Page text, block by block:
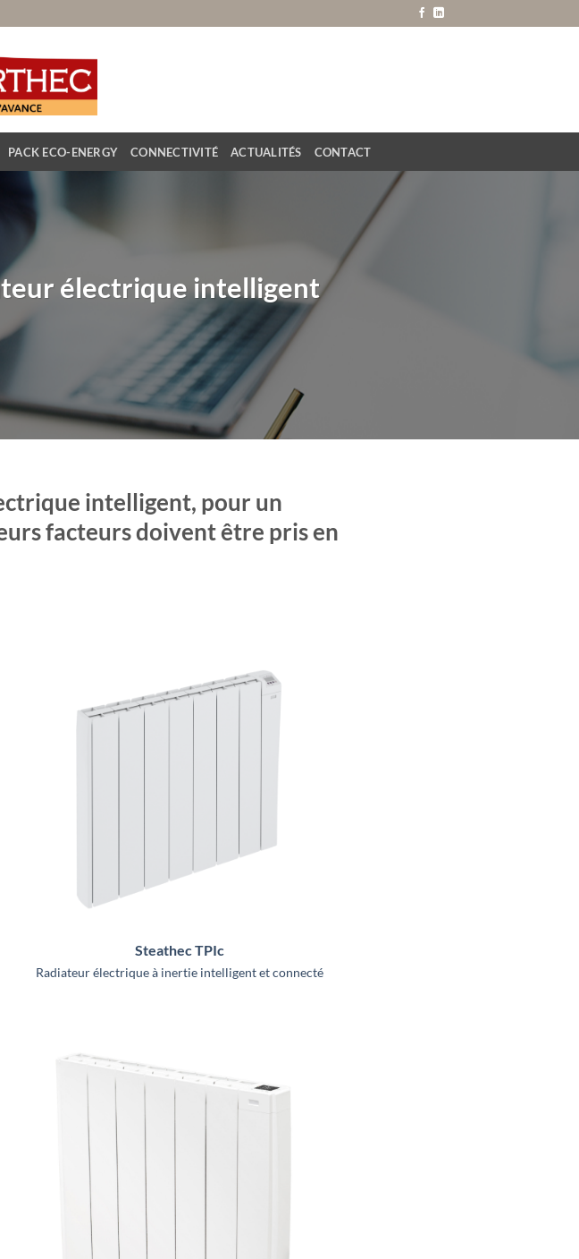
PACK ECO-ENERGY CONNECTIVITÉ ACTUALITÉS CONTACT
électrique intelligent
intelligent, pour un
facteurs doivent être pris en
Steathec TPIc
Radiateur électrique à inertie intelligent et connecté